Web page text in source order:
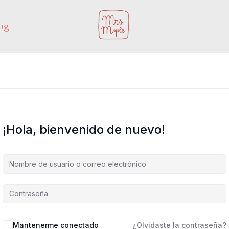
¡Hola, bienvenido de nuevo!
Mantenerme conectado ¿Olvidaste la contraseña?